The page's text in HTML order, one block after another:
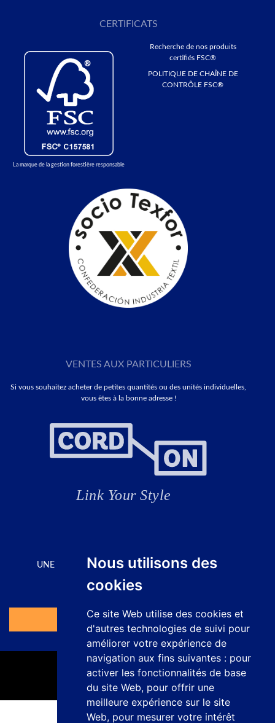
Nous utilisons des
cookies
Ce site Web utilise des cookies et
d'autres technologies de suivi pour
améliorer votre expérience de
navigation aux fins suivantes : pour
activer les fonctionnalités de base
du site Web, pour offrir une
meilleure expérience sur le site
Web, pour mesurer votre intérêt
CERTIFICATS
Recherche de nos produits
certifiés FSC®
POLITIQUE DE CHAÎNE DE
CONTRÔLE FSC®
La marque de la gestion forestière responsable
VENTES AUX PARTICULIERS
Si vous souhaitez acheter de petites quantités ou des unités individuelles,
vous êtes à la bonne adresse !
UNE SOLUTION POUR CHAQUE APPLICATION
Demandez votre devis ici
Accéder au Formulaire